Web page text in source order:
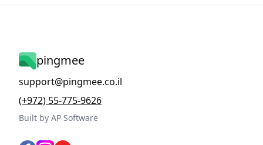
pingmee
support@pingmee.co.il
(+972) 55-775-9626
Built by AP Software